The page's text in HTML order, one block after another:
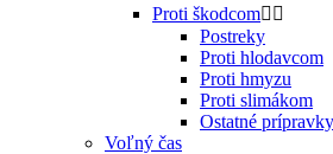
Proti škodcom 
Postreky
Proti hlodavcom
Proti hmyzu
Proti slimákom
Ostatné
Voľný čas